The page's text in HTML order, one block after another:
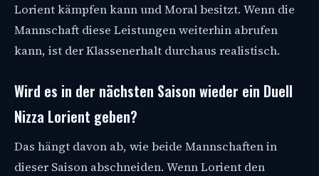
Lorient kämpfen kann und Moral besitzt. Wenn die
Mannschaft diese Leistungen weiterhin abrufen
kann, ist der Klassenerhalt durchaus realistisch.
Wird es in der nächsten Saison wieder ein Duell
Nizza Lorient geben?
Das hängt davon ab, wie beide Mannschaften in
dieser Saison abschneiden. Wenn Lorient den